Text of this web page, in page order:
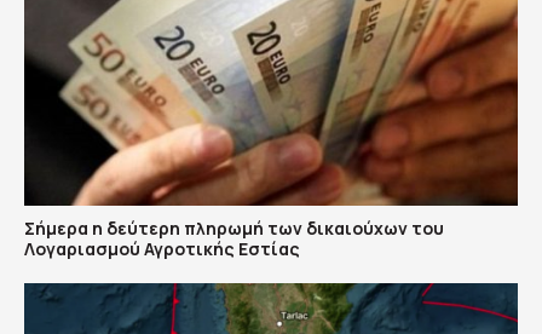
Σήμερα η δεύτερη πληρωμή των δικαιούχων του
Λογαριασμού Αγροτικής Εστίας